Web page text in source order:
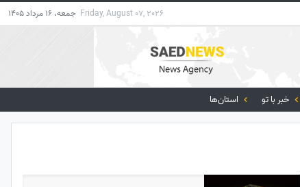
Friday, August 07, 2026 جمعه، 16 مرداد 1405
خبر با تو استان‌ها